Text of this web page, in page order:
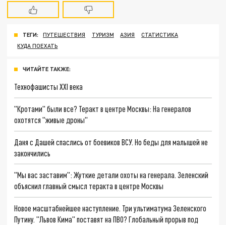
ТЕГИ: ПУТЕШЕСТВИЯ ТУРИЗМ АЗИЯ
СТАТИСТИКА
КУДА ПОЕХАТЬ
ЧИТАЙТЕ ТАКЖЕ:
Технофашисты XXI века
"Кротами" были все? Теракт в центре Москвы: На генералов
охотятся "живые дроны"
Даня с Дашей спаслись от боевиков ВСУ. Но беды для малышей не
закончились
"Мы вас заставим": Жуткие детали охоты на генерала. Зеленский
объяснил главный смысл теракта в центре Москвы
Новое масштабнейшее наступление. Три ультиматума Зеленского
Путину. "Львов Кима" поставят на ПВО? Глобальный прорыв под